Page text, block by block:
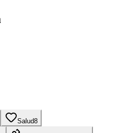
Salud8